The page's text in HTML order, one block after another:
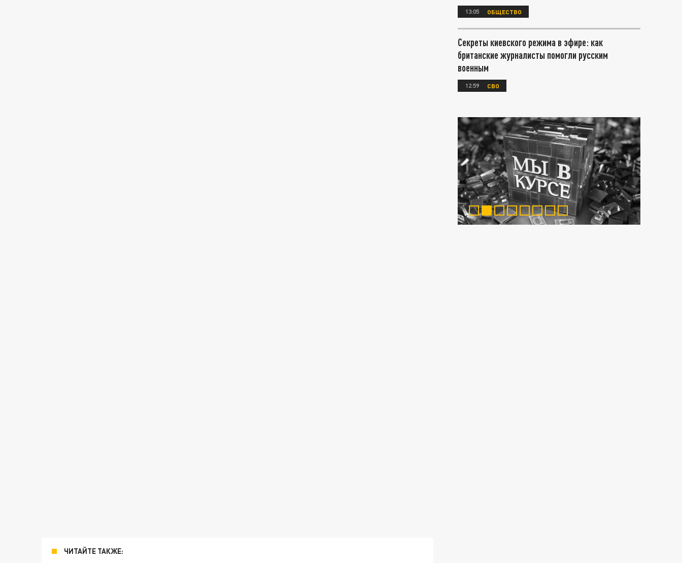
ЧИТАЙТЕ ТАКЖЕ:
13:05 ОБЩЕСТВО
Секреты киевского режима в эфире: как
британские журналисты помогли русским
военным
12:59 СВО